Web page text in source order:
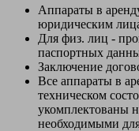
Аппараты в
юридическим
Для физ. лиц -
паспортных
Заключение
Все аппараты в
техническом
укомплектованы
необходимыми